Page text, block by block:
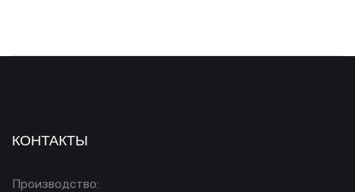
КОНТАКТЫ
Производство: